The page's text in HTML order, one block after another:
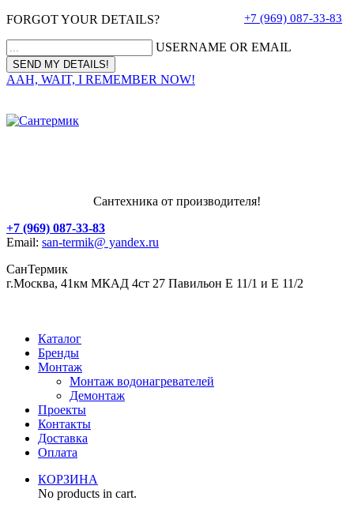
FORGOT YOUR DETAILS?
USERNAME OR EMAIL
AAH, WAIT, I REMEMBER NOW!
+7 (969) 087-33-83
Сантехника от производителя!
+7 (969) 087-33-83
Email: san-termik@ yandex.ru
СанТермик
г.Москва, 41км МКАД 4ст 27 Павильон Е 11/1 и Е 11/2
Каталог
Бренды
Монтаж
Монтаж водонагревателей
Демонтаж
Проекты
Контакты
Доставка
Оплата
КОРЗИНА
No products in cart.